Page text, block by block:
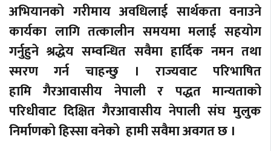
अभियानको गरीमाय अवधिलाई सार्थकता वनाउने
कार्यका लागि तत्कालीन समयमा मलाई सहयोग
गर्नुहुने श्रद्धेय सम्वन्धित सवैमा हार्दिक नमन तथा
स्मरण गर्न चाहन्छु । राज्यवाट परिभाषित
हामि गैरआवासीय नेपाली र पद्धत मान्यताको
परिधीवाट दिक्षित गैरआवासीय नेपाली संघ मुलुक
निर्माणको हिस्सा वनेको हामी सवैमा अवगत छ ।